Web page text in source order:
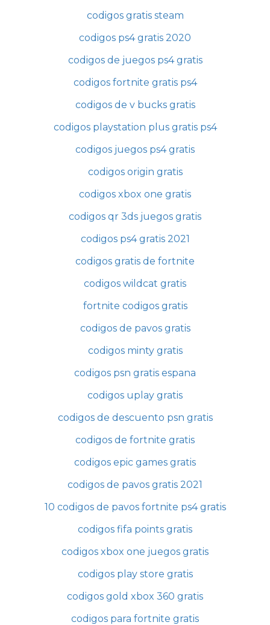
codigos gratis steam
codigos ps4 gratis 2020
codigos de juegos ps4 gratis
codigos fortnite gratis ps4
codigos de v bucks gratis
codigos playstation plus gratis ps4
codigos juegos ps4 gratis
codigos origin gratis
codigos xbox one gratis
codigos qr 3ds juegos gratis
codigos ps4 gratis 2021
codigos gratis de fortnite
codigos wildcat gratis
fortnite codigos gratis
codigos de pavos gratis
codigos minty gratis
codigos psn gratis espana
codigos uplay gratis
codigos de descuento psn gratis
codigos de fortnite gratis
codigos epic games gratis
codigos de pavos gratis 2021
10 codigos de pavos fortnite ps4 gratis
codigos fifa points gratis
codigos xbox one juegos gratis
codigos play store gratis
codigos gold xbox 360 gratis
codigos para fortnite gratis